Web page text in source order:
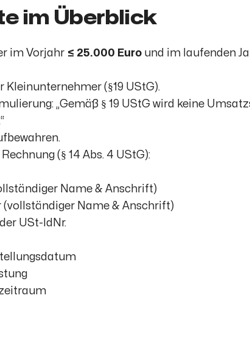
im Überblick
im Vorjahr ≤ 25.000 Euro und im laufenden
Kleinunternehmer (§19 UStG).
„Gemäß § 19 UStG wird keine
(§ 14 Abs. 4 UStG):
Name & Anschrift)
(vollständiger Name & Anschrift)
USt-IdNr.